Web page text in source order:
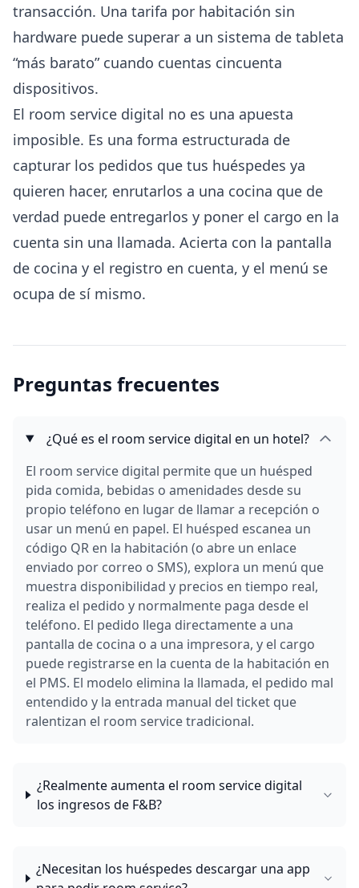
transacción. Una tarifa por habitación sin
hardware puede superar a un sistema de tableta
“más barato” cuando cuentas cincuenta
dispositivos.
El room service digital no es una apuesta
imposible. Es una forma estructurada de
capturar los pedidos que tus huéspedes ya
quieren hacer, enrutarlos a una cocina que de
verdad puede entregarlos y poner el cargo en la
cuenta sin una llamada. Acierta con la pantalla
de cocina y el registro en cuenta, y el menú se
ocupa de sí mismo.
Preguntas frecuentes
¿Qué es el room service digital en un hotel?
El room service digital permite que un huésped
pida comida, bebidas o amenidades desde su
propio teléfono en lugar de llamar a recepción o
usar un menú en papel. El huésped escanea un
código QR en la habitación (o abre un enlace
enviado por correo o SMS), explora un menú que
muestra disponibilidad y precios en tiempo real,
realiza el pedido y normalmente paga desde el
teléfono. El pedido llega directamente a una
pantalla de cocina o a una impresora, y el cargo
puede registrarse en la cuenta de la habitación en
el PMS. El modelo elimina la llamada, el pedido mal
entendido y la entrada manual del ticket que
ralentizan el room service tradicional.
¿Realmente aumenta el room service digital
los ingresos de F&B?
¿Necesitan los huéspedes descargar una app